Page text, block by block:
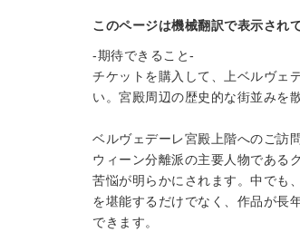
このページは機械翻訳で表示され
-期待できること-
チケットを購入して、上ベルヴェ
い。宮殿周辺の歴史的な街並みを
ベルヴェデーレ宮殿上階へのご訪
ウィーン分離派の主要人物である
苦悩が明らかにされます。中でも
を堪能するだけでなく、作品が長
できます。